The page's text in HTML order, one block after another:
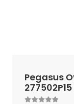
Pegasus
277502P15